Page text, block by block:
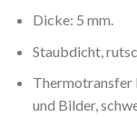
Dicke: 5 mm.
Staubdicht,
Thermotransfer
und Bilder,